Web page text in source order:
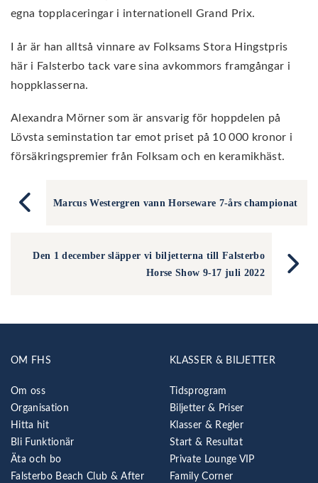
egna topplaceringar i internationell Grand Prix.
I år är han alltså vinnare av Folksams Stora Hingstpris
här i Falsterbo tack vare sina avkommors framgångar i
hoppklasserna.
Alexandra Mörner som är ansvarig för hoppdelen på
Lövsta seminstation tar emot priset på 10 000 kronor i
försäkringspremier från Folksam och en keramikhäst.
Marcus Westergren vann Horseware 7-års championat
Den 1 december släpper vi biljetterna till Falsterbo
Horse Show 9-17 juli 2022
OM FHS
Om oss
Organisation
Hitta hit
Bli Funktionär
Äta och bo
Falsterbo Beach Club & After
KLASSER & BILJETTER
Tidsprogram
Biljetter & Priser
Klasser & Regler
Start & Resultat
Private Lounge VIP
Family Corner